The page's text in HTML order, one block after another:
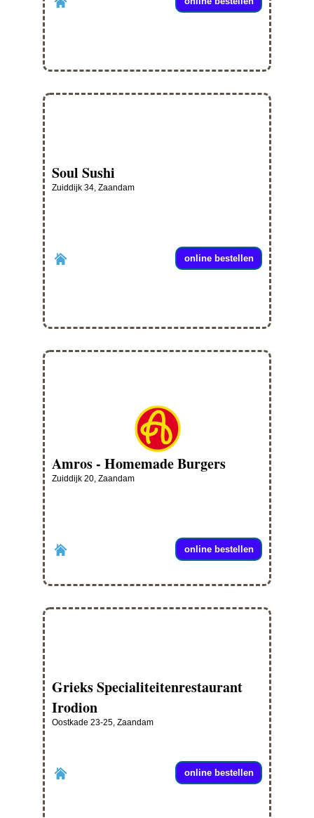
Soul Sushi
Zuiddijk 34, Zaandam
online bestellen
Amros - Homemade Burgers
Zuiddijk 20, Zaandam
online bestellen
Grieks Specialiteitenrestaurant
Irodion
Oostkade 23-25, Zaandam
online bestellen